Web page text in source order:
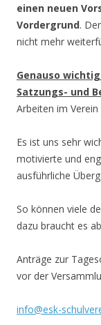
einen neuen
Vordergrund.
nicht mehr
Genauso
Satzungs- und
Arbeiten im
Es ist uns sehr
motivierte und
ausführliche
So können viele
dazu braucht es
Anträge zur
vor der
info@esk-